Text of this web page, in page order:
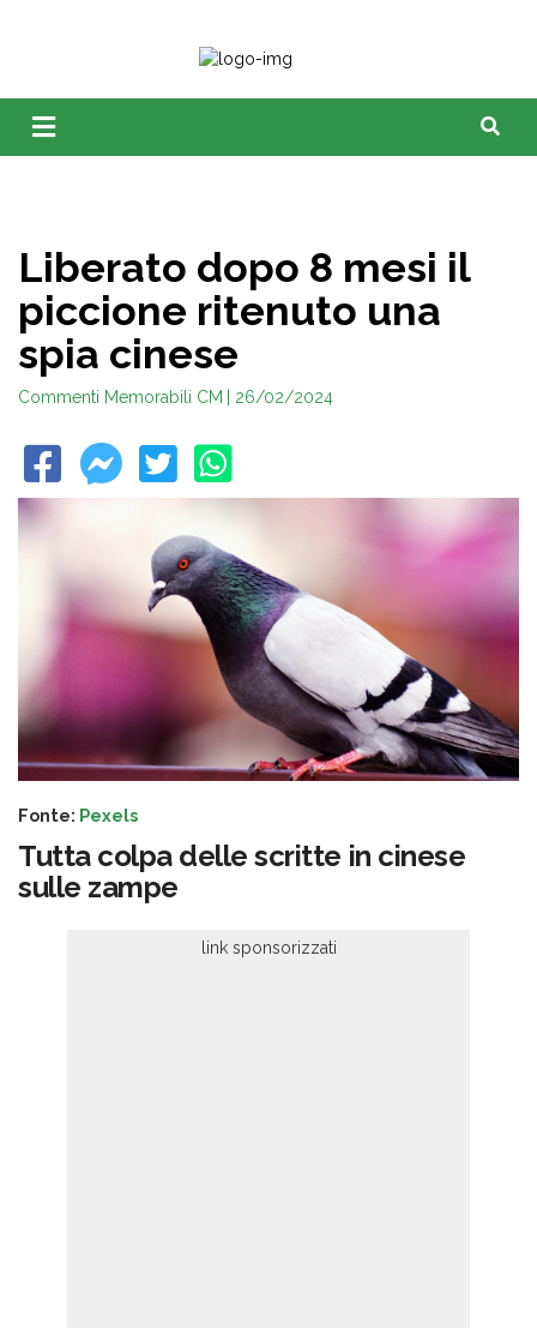
Liberato dopo 8 mesi il
piccione ritenuto una
spia cinese
Commenti Memorabili CM | 26/02/2024
Fonte: Pexels
Tutta colpa delle scritte in cinese
sulle zampe